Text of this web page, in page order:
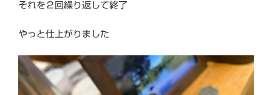
それを２回繰り返して終了
やっと仕上がりました